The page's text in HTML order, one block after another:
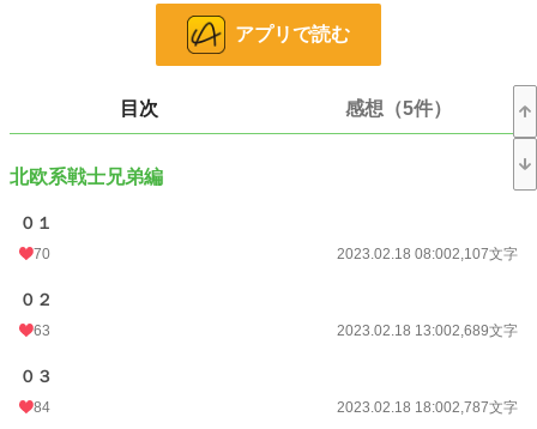
7,337 位 / 228,668 件
3,267 位 / 66,339 件
1,224
文字数 666,431
更新日時
年間ポイント
アプリで読む
目次 感想（5件）
北欧系戦士兄弟編
０１
70 2023.02.18 08:002,107文字
０２
63 2023.02.18 13:002,689文字
０３
84 2023.02.18 18:002,787文字